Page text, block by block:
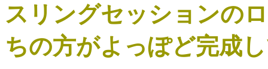
スリングセッションの
ちの方がよっぽど完成